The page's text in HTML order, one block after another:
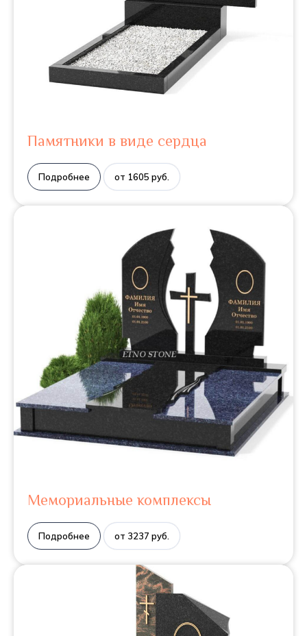
Памятники в виде сердца
Подробнее от 1605 руб.
Мемориальные комплексы
Подробнее от 3237 руб.